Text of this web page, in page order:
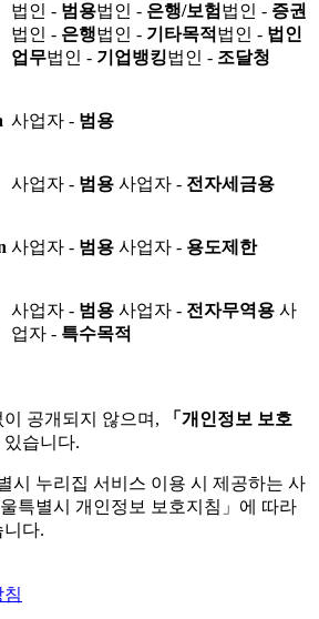
법인 - 범용법인 - 은행/보험 법인 - 증권
법인 - 은행법인 - 기타목적 법인 - 법인
업무법인 - 기업뱅킹법인 - 조달청
사업자 - 범용
사업자 - 범용 사업자 - 전자세금용
사업자 - 범용 사업자 - 용도제한
사업자 - 범용 사업자 - 전자무역용 사
업자 - 특수목적
공개되지 않으며,
「개인정보 보호
습니다.
시 누리집 서비스 이용 시 제공하는 사
특별시 개인정보 보호지침」에 따라
다.